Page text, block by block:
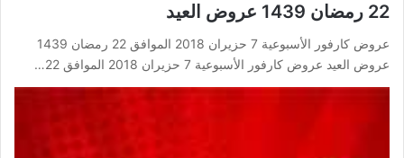
22 رمضان 1439 عروض العيد
عروض كارفور الأسبوعية 7 حزيران 2018 الموافق 22 رمضان 1439
عروض العيد عروض كارفور الأسبوعية 7 حزيران 2018 الموافق 22…